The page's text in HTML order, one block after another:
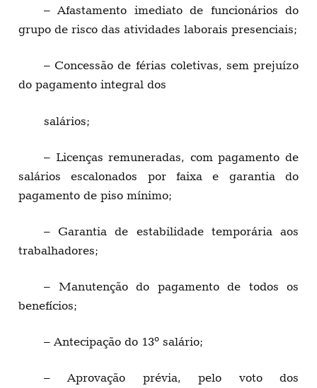
– Afastamento imediato de funcionários do
grupo de risco das atividades laborais presenciais;
– Concessão de férias coletivas, sem prejuízo
do pagamento integral dos
salários;
– Licenças remuneradas, com pagamento de
salários escalonados por faixa e garantia do
pagamento de piso mínimo;
– Garantia de estabilidade temporária aos
trabalhadores;
– Manutenção do pagamento de todos os
benefícios;
– Antecipação do 13º salário;
– Aprovação prévia, pelo voto dos